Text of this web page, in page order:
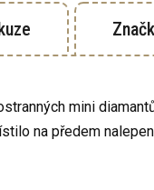
mini
na předem